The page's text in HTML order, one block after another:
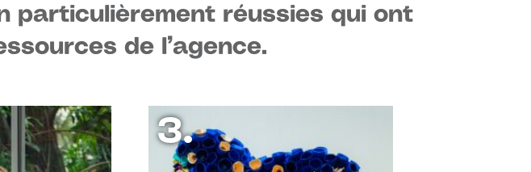
particulièrement réussies qui ont
de l’agence.
3.